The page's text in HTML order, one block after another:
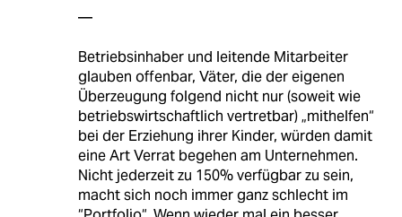
—
Betriebsinhaber und leitende Mitarbeiter
glauben offenbar, Väter, die der eigenen
Überzeugung folgend nicht nur (soweit wie
betriebswirtschaftlich vertretbar) „mithelfen“
bei der Erziehung ihrer Kinder, würden damit
eine Art Verrat begehen am Unternehmen.
Nicht jederzeit zu 150% verfügbar zu sein,
macht sich noch immer ganz schlecht im